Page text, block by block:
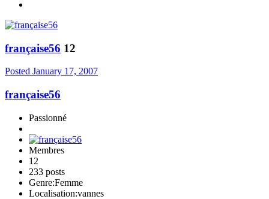
française56 12
Posted January 17, 2007
française56
Passionné
Membres
12
233 posts
Genre:Femme
Localisation:vannes